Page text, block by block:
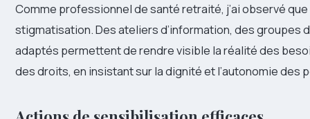
Comme professionnel de santé retraité, j’ai observé
stigmatisation. Des ateliers d’information, des
adaptés permettent de rendre visible la réalité des
des droits, en insistant sur la dignité et l’autonomie des